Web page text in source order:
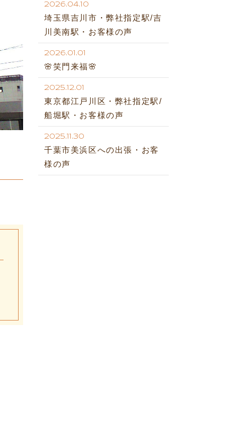
2026.04.10
埼玉県吉川市・弊社指定駅/吉
川美南駅・お客様の声
2026.01.01
🌸笑門来福🌸
2025.12.01
東京都江戸川区・弊社指定駅/
船堀駅・お客様の声
2025.11.30
千葉市美浜区への出張・お客
様の声